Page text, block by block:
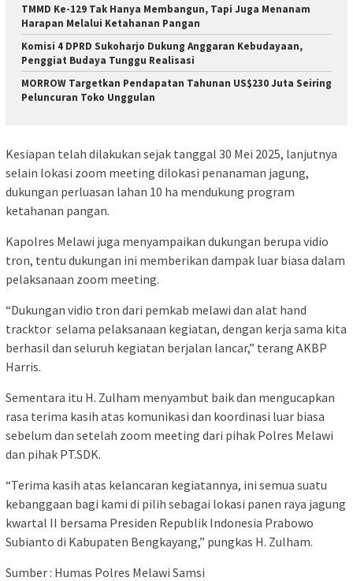
TMMD Ke-129 Tak Hanya Membangun, Tapi Juga Menanam
Harapan Melalui Ketahanan Pangan
Komisi 4 DPRD Sukoharjo Dukung Anggaran Kebudayaan,
Penggiat Budaya Tunggu Realisasi
MORROW Targetkan Pendapatan Tahunan US$230 Juta Seiring
Peluncuran Toko Unggulan
Kesiapan telah dilakukan sejak tanggal 30 Mei 2025, lanjutnya
selain lokasi zoom meeting dilokasi penanaman jagung,
dukungan perluasan lahan 10 ha mendukung program
ketahanan pangan.
Kapolres Melawi juga menyampaikan dukungan berupa vidio
tron, tentu dukungan ini memberikan dampak luar biasa dalam
pelaksanaan zoom meeting.
“Dukungan vidio tron dari pemkab melawi dan alat hand
tracktor selama pelaksanaan kegiatan, dengan kerja sama kita
berhasil dan seluruh kegiatan berjalan lancar,” terang AKBP
Harris.
Sementara itu H. Zulham menyambut baik dan mengucapkan
rasa terima kasih atas komunikasi dan koordinasi luar biasa
sebelum dan setelah zoom meeting dari pihak Polres Melawi
dan pihak PT.SDK.
“Terima kasih atas kelancaran kegiatannya, ini semua suatu
kebanggaan bagi kami di pilih sebagai lokasi panen raya jagung
kwartal II bersama Presiden Republik Indonesia Prabowo
Subianto di Kabupaten Bengkayang,” pungkas H. Zulham.
Sumber : Humas Polres Melawi Samsi